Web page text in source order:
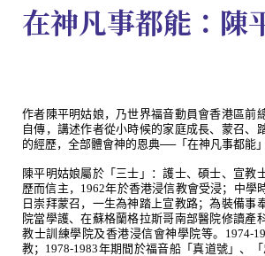
在神凡事都能：陳
作者陳平明姑娘，乃世界福音動員會香港區前
自傳，講述作者從小時候的家庭成長、蒙召、
的經歷，全部體會神的恩典──「在神凡事都能」
陳平明姑娘屬於「三士」：護士、碩士、宣教
歷而信主， 1962年於香港浸信教會受浸；中學
日崇拜蒙召，一生為神踏上宣教路；為裝備事
院當學護、在蘇格蘭格拉斯哥南部醫院修讀產
教士訓練學院及香港浸信會神學院等。 1974-
教； 1978-1983年期間於福音船「真道號」、「